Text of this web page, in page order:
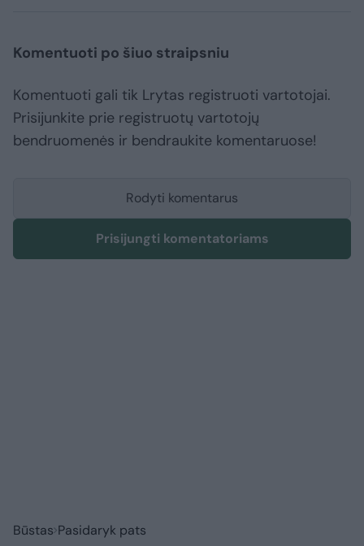
Komentuoti po šiuo straipsniu
Komentuoti gali tik Lrytas registruoti vartotojai.
Prisijunkite prie registruotų vartotojų
bendruomenės ir bendraukite komentaruose!
Rodyti komentarus
Prisijungti komentatoriams
Būstas Pasidaryk pats